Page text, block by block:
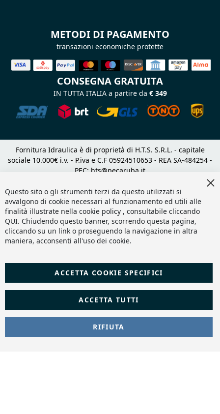
METODI DI PAGAMENTO
transazioni economiche protette
CONSEGNA GRATUITA
IN TUTTA ITALIA a partire da € 349
Fornitura Idraulica è di proprietà di H.T.S. S.R.L. - capitale
sociale 10.000€ i.v. - P.iva e C.F 05924510653 - REA SA-484254 -
PEC: hts@pecaruba.it
Slashto Web Design
Questo sito o gli strumenti terzi da questo utilizzati si
avvalgono di cookie necessari al funzionamento ed utili alle
finalità illustrate nella cookie policy , consultabile cliccando
QUI. Chiudendo questo banner, scorrendo questa pagina,
cliccando su un link o proseguendo la navigazione in altra
maniera, acconsenti all'uso dei cookie.
ACCETTA TUTTI
ACCETTA COOKIE SPECIFICI
RIFIUTA